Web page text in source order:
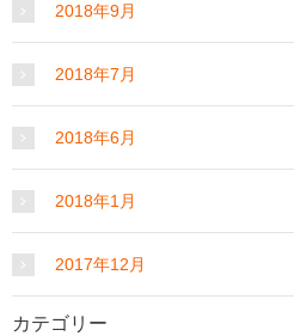
2018年9月
2018年7月
2018年6月
2018年1月
2017年12月
カテゴリー